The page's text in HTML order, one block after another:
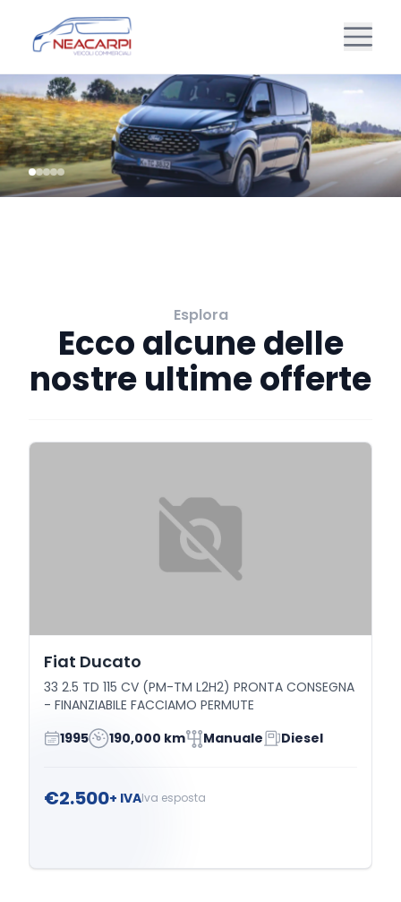
Esplora
Ecco alcune delle
nostre ultime offerte
Fiat Ducato
33 2.5 TD 115 CV (PM-TM L2H2) PRONTA CONSEGNA
- FINANZIABILE FACCIAMO PERMUTE
1995
190,000 km Manuale Diesel
€2.500+ IVAIva esposta